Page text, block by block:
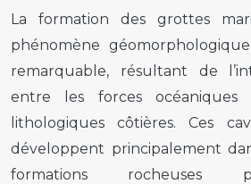
La formation des grottes
phénomène
remarquable, résultant de
entre les forces
lithologiques côtières. Ces
développent principalement
formations rocheuses